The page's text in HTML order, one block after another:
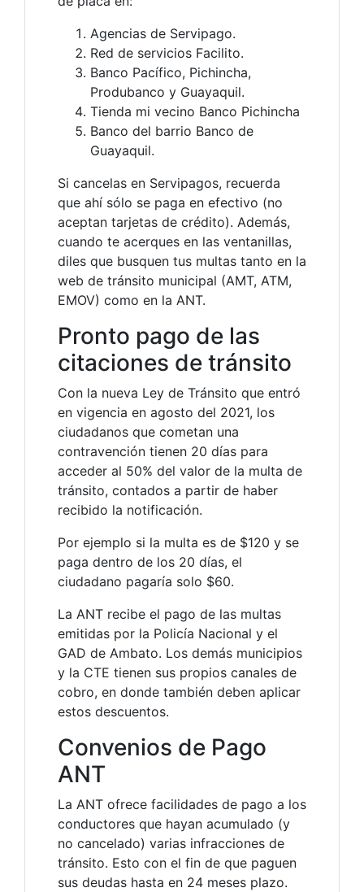
Agencias de Servipago.
Red de servicios Facilito.
Banco Pacífico, Pichincha,
Produbanco y Guayaquil.
Tienda mi vecino Banco Pichincha
Banco del barrio Banco de
Guayaquil.
Si cancelas en Servipagos, recuerda
que ahí sólo se paga en efectivo (no
aceptan tarjetas de crédito). Además,
cuando te acerques en las ventanillas,
diles que busquen tus multas tanto en la
web de tránsito municipal (AMT, ATM,
EMOV) como en la ANT.
Pronto pago de las
citaciones de tránsito
Con la nueva Ley de Tránsito que entró
en vigencia en agosto del 2021, los
ciudadanos que cometan una
contravención tienen 20 días para
acceder al 50% del valor de la multa de
tránsito, contados a partir de haber
recibido la notificación.
Por ejemplo si la multa es de $120 y se
paga dentro de los 20 días, el
ciudadano pagaría solo $60.
La ANT recibe el pago de las multas
emitidas por la Policía Nacional y el
GAD de Ambato. Los demás municipios
y la CTE tienen sus propios canales de
cobro, en donde también deben aplicar
estos descuentos.
Convenios de Pago
ANT
La ANT ofrece facilidades de pago a los
conductores que hayan acumulado (y
no cancelado) varias infracciones de
tránsito. Esto con el fin de que paguen
sus deudas hasta en 24 meses plazo.